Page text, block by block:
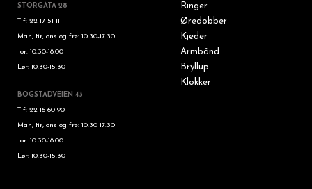
STORGATA 28
Tlf: 22 17 51 11
Man, tir, ons og fre: 10.30-17.30
Tor: 10.30-18.00
Lør: 10.30-15.30
BOGSTADVEIEN 43
Tlf: 22 16 60 90
Man, tir, ons og fre: 10.30-17.30
Tor: 10.30-18.00
Lør: 10.30-15.30
Ringer
Øredobber
Kjeder
Armbånd
Bryllup
Klokker